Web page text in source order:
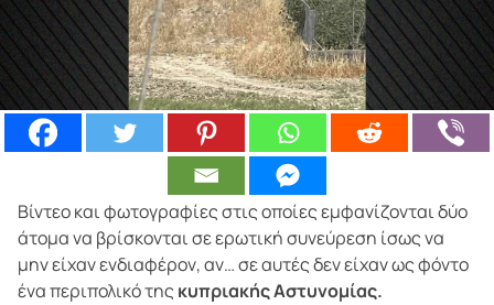
Βίντεο και φωτογραφίες στις οποίες εμφανίζονται δύο
άτομα να βρίσκονται σε ερωτική συνεύρεση ίσως να
μην είχαν ενδιαφέρον, αν… σε αυτές δεν είχαν ως φόντο
ένα περιπολικό της κυπριακής Αστυνομίας.